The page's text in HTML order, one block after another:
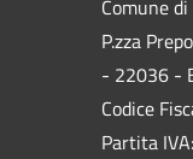
Comune
P.zza
- 22036 -
Codice
Partita